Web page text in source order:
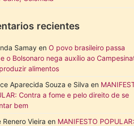
recientes
Samay en O povo brasileiro passa
o Bolsonaro nega auxílio ao
alimentos
Aparecida Souza e Silva en
Contra a fome e pelo direito de se
bem
Renero Vieira en MANIFESTO POPULAR: